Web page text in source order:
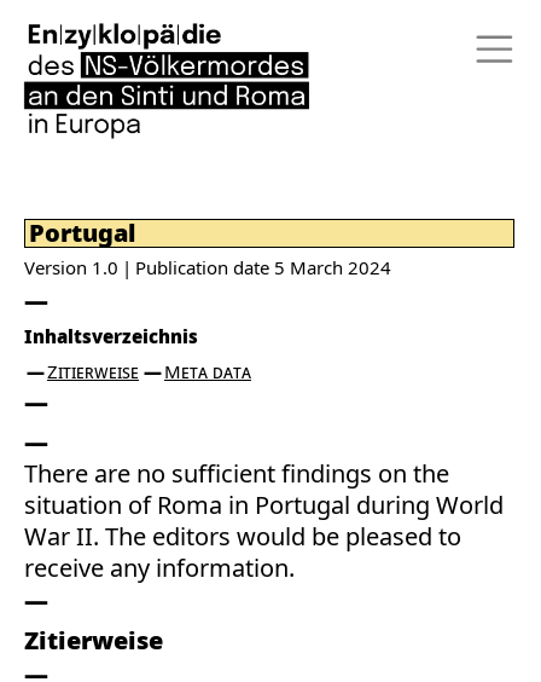
Portugal
Version 1.0 Publication date 5 March 2024
Inhaltsverzeichnis
Zitierweise
Meta data
There are no sufficient findings on the
situation of Roma in Portugal during World
War II. The editors would be pleased to
receive any information.
Zitierweise